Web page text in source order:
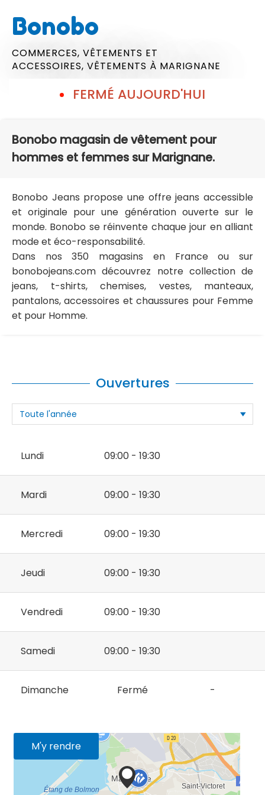
Bonobo
COMMERCES, VÊTEMENTS ET
ACCESSOIRES, VÊTEMENTS À MARIGNANE
FERMÉ AUJOURD'HUI
Bonobo magasin de vêtement pour
hommes et femmes sur Marignane.
Bonobo Jeans propose une offre jeans accessible
et originale pour une génération ouverte sur le
monde. Bonobo se réinvente chaque jour en alliant
mode et éco-responsabilité.
Dans nos 350 magasins en France ou sur
bonobojeans.com découvrez notre collection de
jeans, t-shirts, chemises, vestes, manteaux,
pantalons, accessoires et chaussures pour Femme
et pour Homme.
Ouvertures
Lundi 09:00 - 19:30
Mardi 09:00 - 19:30
Mercredi 09:00 - 19:30
Jeudi 09:00 - 19:30
Vendredi 09:00 - 19:30
Samedi 09:00 - 19:30
Dimanche Fermé -
M'y rendre